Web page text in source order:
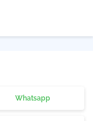
Whatsapp